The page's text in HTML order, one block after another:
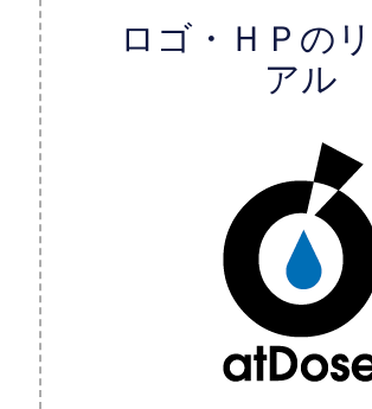
ロゴ・ＨＰの
アル